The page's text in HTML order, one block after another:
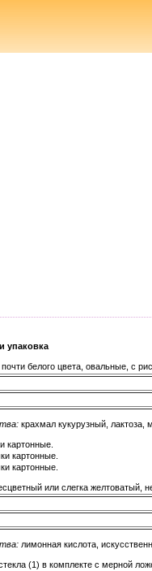
упаковка
почти белого цвета, овальные, с
крахмал кукурузный, лактоза,
картонные.
картонные.
картонные.
или слегка желтоватый,
лимонная кислота,
(1) в комплекте с мерной